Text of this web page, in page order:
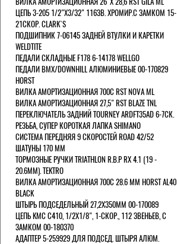
ЦЕПЬ 3-205 1/2"X3/32" 116ЗВ. ХРОМИР.С ЗАМКОМ 15-
21СКОР. CLARK`S
ПОДШИПНИК 7-06145 ЗАДНЕЙ ВТУЛКИ И КАРЕТКИ
WELDTITE
ПЕДАЛИ СКЛАДНЫЕ F178 6-14178 WELLGO
ПЕДАЛИ BMX/DOWNHILL АЛЮМИНИЕВЫЕ 00-170829
HORST
ВИЛКА АМОРТИЗАЦИОННАЯ 700С RST NOVA ML
ВИЛКА АМОРТИЗАЦИОННАЯ 27,5" RST BLAZE TNL
ПЕРЕКЛЮЧАТЕЛЬ ЗАДНИЙ TOURNEY ARDFT35AD 6-7СК.
РЕЗЬБА, СУПЕР КОРОТКАЯ ЛАПКА SHIMANO
СИСТЕМА ПЕРЕДНЯЯ 9 СКОРОСТЕЙ ROAD 42/52
ШАТУНЫ 170 ММ
ТОРМОЗНЫЕ РУЧКИ TRIATHLON R.B.P RX 4.1 (19 -
20.6ММ). TEKTRO
ВИЛКА АМОРТИЗАЦИОННАЯ 700C 28.6 ММ HORST AL40
BLACK
ШТЫРЬ ПОДСЕДЕЛЬНЫЙ 27,2Х350ММ 00-170089
ЦЕПЬ KMC C410, 1/2Х1/8", 1-СКОР., 112 ЗВЕНЬЕВ, С
ЗАМКОМ 00-180370
АДАПТЕР 5-259929 ДЛЯ ПОДСЕД. ШТЫРЯ АЛЮМ.